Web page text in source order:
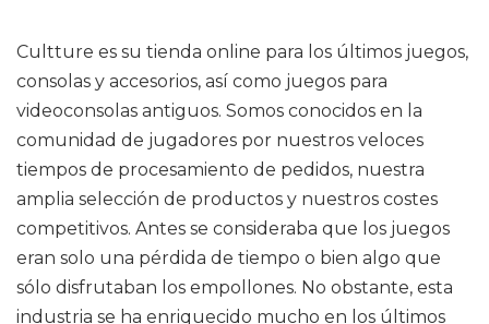
Cultture es su tienda online para los últimos juegos,
consolas y accesorios, así como juegos para
videoconsolas antiguos. Somos conocidos en la
comunidad de jugadores por nuestros veloces
tiempos de procesamiento de pedidos, nuestra
amplia selección de productos y nuestros costes
competitivos. Antes se consideraba que los juegos
eran solo una pérdida de tiempo o bien algo que
sólo disfrutaban los empollones. No obstante, esta
industria se ha enriquecido mucho en los últimos